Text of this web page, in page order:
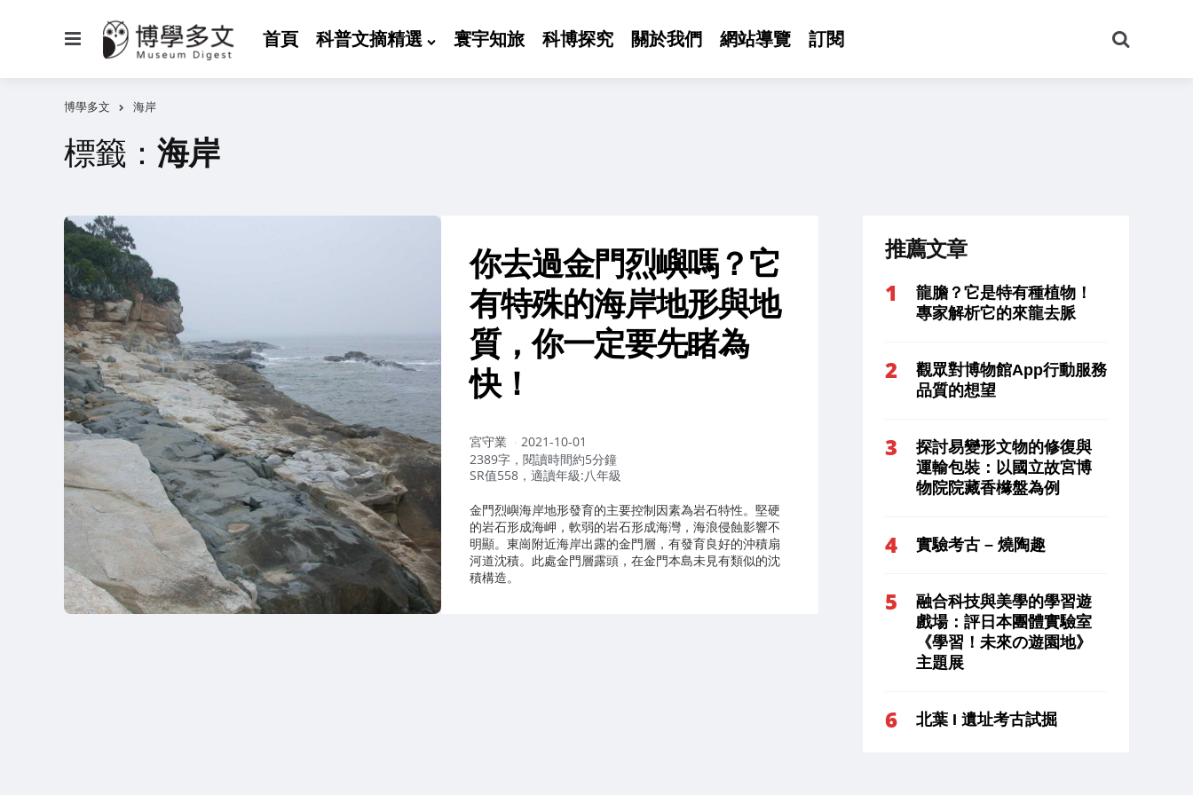
首頁 科普文摘精選 寰宇知旅 科博探究 關於我們 網站導覽 訂閱
尋
博學多文 海岸
標籤： 海岸
你去過金門烈嶼嗎？它
有特殊的海岸地形與地
質，你一定要先睹為
快！
作
者：
宮守業
2021-10-01
2389字，閱讀時間約5分鐘
SR值558，適讀年級:八年級
金門烈嶼海岸地形發育的主要控制因素為岩石特性。堅硬
的岩石形成海岬，軟弱的岩石形成海灣，海浪侵蝕影響不
明顯。東崗附近海岸出露的金門層，有發育良好的沖積扇
河道沈積。此處金門層露頭，在金門本島未見有類似的沈
積構造。
推薦文章
龍膽？它是特有種植物！
專家解析它的來龍去脈
觀眾對博物館App行動服務
品質的想望
探討易變形文物的修復與
運輸包裝：以國立故宮博
物院院藏香櫞盤為例
實驗考古 – 燒陶趣
融合科技與美學的學習遊
戲場：評日本團體實驗室
《學習！未來の遊園地》
主題展
北葉 I 遺址考古試掘